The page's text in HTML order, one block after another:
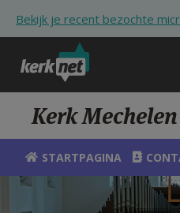
Bekijk je recent bezochte
KERK
VIERINGEN
SHOP
Kerk Mechelen
STARTPAGINA